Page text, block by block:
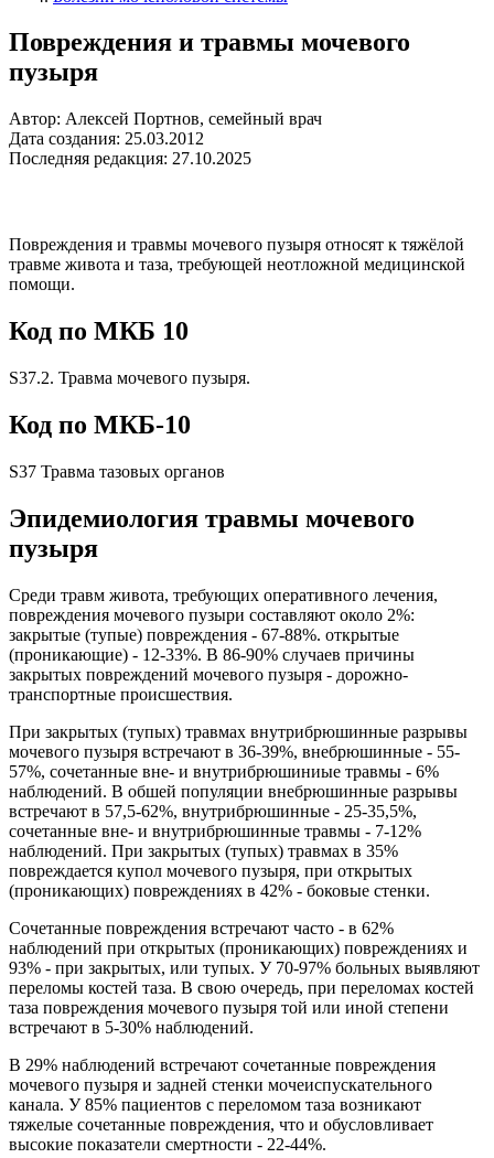
Повреждения и травмы мочевого
пузыря
Автор: Алексей Портнов, семейный врач
Дата создания: 25.03.2012
Последняя редакция: 27.10.2025
Повреждения и травмы мочевого пузыря относят к тяжёлой
травме живота и таза, требующей неотложной медицинской
помощи.
Код по МКБ 10
S37.2. Травма мочевого пузыря.
Код по МКБ-10
S37 Травма тазовых органов
Эпидемиология травмы мочевого
пузыря
Среди травм живота, требующих оперативного лечения,
повреждения мочевого пузыри составляют около 2%:
закрытые (тупые) повреждения - 67-88%. открытые
(проникающие) - 12-33%. В 86-90% случаев причины
закрытых повреждений мочевого пузыря - дорожно-
транспортные происшествия.
При закрытых (тупых) травмах внутрибрюшинные разрывы
мочевого пузыря встречают в 36-39%, внебрюшинные - 55-
57%, сочетанные вне- и внутрибрюшиниые травмы - 6%
наблюдений. В обшей популяции внебрюшинные разрывы
встречают в 57,5-62%, внутрибрюшинные - 25-35,5%,
сочетанные вне- и внутрибрюшинные травмы - 7-12%
наблюдений. При закрытых (тупых) травмах в 35%
повреждается купол мочевого пузыря, при открытых
(проникающих) повреждениях в 42% - боковые стенки.
Сочетанные повреждения встречают часто - в 62%
наблюдений при открытых (проникающих) повреждениях и
93% - при закрытых, или тупых. У 70-97% больных выявляют
переломы костей таза. В свою очередь, при переломах костей
таза повреждения мочевого пузыря той или иной степени
встречают в 5-30% наблюдений.
В 29% наблюдений встречают сочетанные повреждения
мочевого пузыря и задней стенки мочеиспускательного
канала. У 85% пациентов с переломом таза возникают
тяжелые сочетанные повреждения, что и обусловливает
высокие показатели смертности - 22-44%.